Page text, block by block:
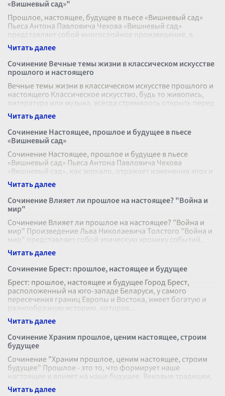
«Вишневый сад»"
Прошлое, настоящее, будущее в пьесе «Вишневый сад»
Пьеса Антона Павловича Чехова «Вишневый сад»
представляет собой многослойное произведение, в
котором тесно переплетаются темы вр
Сочинение Вечные темы жизни в классическом искусстве
прошлого и настоящего
Вечные темы жизни в классическом искусстве прошлого и
настоящего Классическое искусство, будь то живопись,
литература или музыка, всегда стремилось открыть перед
человеком главные
Сочинение Настоящее, прошлое и будущее в пьесе
«Вишневый сад»
Сочинение Настоящее, прошлое и будущее в пьесе
«Вишневый сад» Пьеса Антона Павловича Чехова
«Вишневый сад», как зеркало, отражает изменения эпох и
переходные моменты в жизни персо
Сочинение Влияет ли прошлое на настоящее? "Война и
мир"
Сочинение Влияет ли прошлое на настоящее? "Война и
мир" Произведение Льва Николаевича Толстого "Война и
мир" представляет собой эпическую хронику событий,
которые происходили в на
Сочинение Брест: прошлое, настоящее и будущее
Брест: прошлое, настоящее и будущее Город Брест,
расположенный на юго-западе Беларуси, у самого
пересечения границ Европы и Востока, имеет богатую и
разнообразную историю, которая
Сочинение Храним прошлое, ценим настоящее, строим
будущее
Сочинение "Храним прошлое, ценим настоящее, строим
будущее" Прошлое - это то, что формирует наше
настоящее и влияет на наше будущее. Вековые традиции,
культурные ценности, историч